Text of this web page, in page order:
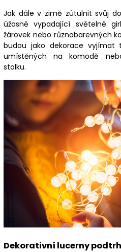
Jak dále v zimě zútulnit svůj
úžasně vypadající světelné
žárovek nebo různobarevných
budou jako dekorace vyjímat
umístěných na komodě
stolku.
Dekorativní lucerny